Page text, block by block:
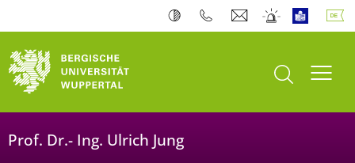
Suche öffnen
Prof. Dr.- Ing. Ulrich Jung